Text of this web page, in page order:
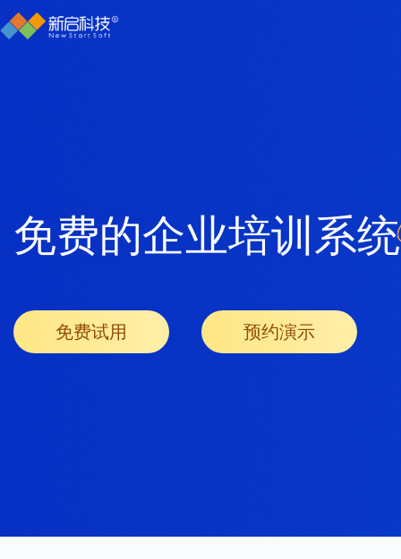
免费的企业培训系统
免费试用 预约演示